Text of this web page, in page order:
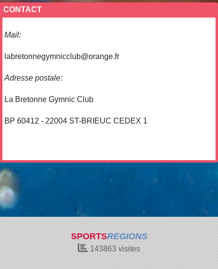
CONTACT
Mail:
labretonnegymnicclub@orange.fr
Adresse postale:
La Bretonne Gymnic Club
BP 60412 - 22004 ST-BRIEUC CEDEX 1
SPORTSREGIONS
143863 visites